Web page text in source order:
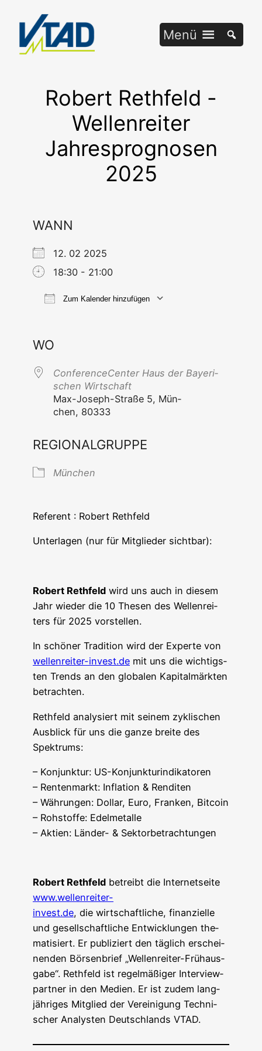
springen
Menü
Robert Rethfeld -
Wellenreiter
Jahresprognosen
2025
WANN
12. 02 2025
18:30 - 21:00
Zum Kalender hinzufügen
WO
Con­fe­rence­Cen­ter Haus der Baye­ri­
schen Wirtschaft
Max-Joseph-Stra­ße 5, Mün­
chen, 80333
REGIONALGRUPPE
Mün­chen
Refe­rent : Robert Rethfeld
Unter­la­gen (nur für Mit­glie­der sichtbar):
Robert Reth­feld wird uns auch in die­sem
Jahr wie­der die 10 The­sen des Wel­len­rei­
ters für 2025 vorstellen.
In schö­ner Tra­di­ti­on wird der Exper­te von
wellenreiter-invest.de mit uns die wich­tigs­
ten Trends an den glo­ba­len Kapi­tal­märk­ten
betrachten.
Reth­feld ana­ly­siert mit sei­nem zykli­schen
Aus­blick für uns die gan­ze brei­te des
Spektrums:
– Kon­junk­tur: US-Konjunkturindikatoren
– Ren­ten­markt: Infla­ti­on & Renditen
– Wäh­run­gen: Dol­lar, Euro, Fran­ken, Bitcoin
– Roh­stof­fe: Edelmetalle
– Akti­en: Län­der- & Sektorbetrachtungen
Robert Reth­feld betreibt die Inter­net­sei­te
www.wellenreiter-
invest.de, die wirt­schaft­li­che, finan­zi­el­le
und gesell­schaft­li­che Ent­wick­lun­gen the­
ma­ti­siert. Er publi­ziert den täg­lich erschei­
nen­den Bör­sen­brief „Wel­len­rei­ter-Früh­aus­
ga­be“. Reth­feld ist regel­mä­ßi­ger Inter­view­
part­ner in den Medi­en. Er ist zudem lang­
jäh­ri­ges Mit­glied der Ver­ei­ni­gung Tech­ni­
scher Ana­lys­ten Deutsch­lands VTAD.